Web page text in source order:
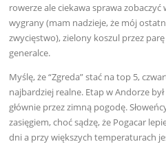
rowerze ale ciekawa sprawa
wygrany (mam nadzieje, że mój
zwycięstwo), zielony koszul przez
generalce.
Myślę, że “Zgreda” stać na top 5,
najbardziej realne. Etap w Andorze
głównie przez zimną pogodę.
zasięgiem, choć sądzę, że Pogacar
dni a przy większych temperaturach